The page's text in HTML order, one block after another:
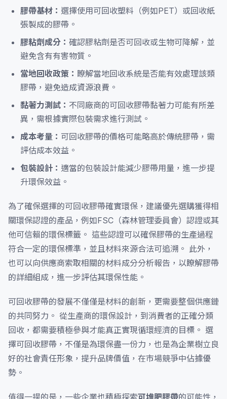
膠帶基材： 選擇使用可回收塑料（例如PET）或回收紙
張製成的膠帶。
膠粘劑成分： 確認膠粘劑是否可回收或生物可降解，並
避免含有有害物質。
當地回收政策： 瞭解當地回收系統是否能有效處理該類
膠帶，避免造成資源浪費。
黏著力測試： 不同廠商的可回收膠帶黏著力可能有所差
異，需根據實際包裝需求進行測試。
成本考量： 可回收膠帶的價格可能略高於傳統膠帶，需
評估成本效益。
包裝設計： 適當的包裝設計能減少膠帶用量，進一步提
升環保效益。
為了確保選擇的可回收膠帶確實環保，建議優先選購獲得相
關環保認證的產品，例如FSC（森林管理委員會）認證或其
他可信賴的環保標籤。 這些認證可以確保膠帶的生產過程
符合一定的環保標準，並且材料來源合法可追溯。 此外，
也可以向供應商索取相關的材料成分分析報告，以瞭解膠帶
的詳細組成，進一步評估其環保性能。
可回收膠帶的發展不僅僅是材料的創新，更需要整個供應鏈
的共同努力。 從生產商的環保設計，到消費者的正確分類
回收，都需要積極參與才能真正實現循環經濟的目標。 選
擇可回收膠帶，不僅是為環保盡一份力，也是為企業樹立良
好的社會責任形象，提升品牌價值，在市場競爭中佔據優
勢。
值得一提的是，一些企業也積極探索可堆肥膠帶的可能性，